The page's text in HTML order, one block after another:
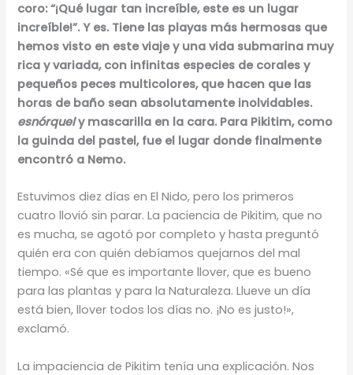
coro: “¡Qué lugar tan increíble, este es un lugar
increíble!”. Y es. Tiene las playas más hermosas que
hemos visto en este viaje y una vida submarina muy
rica y variada, con infinitas especies de corales y
pequeños peces multicolores, que hacen que las
horas de baño sean absolutamente inolvidables.
esnórquely mascarilla en la cara. Para Pikitim, como
la guinda del pastel, fue el lugar donde finalmente
encontró a Nemo.
Estuvimos diez días en El Nido, pero los primeros
cuatro llovió sin parar. La paciencia de Pikitim, que no
es mucha, se agotó por completo y hasta preguntó
quién era con quién debíamos quejarnos del mal
tiempo. «Sé que es importante llover, que es bueno
para las plantas y para la Naturaleza. Llueve un día
está bien, llover todos los días no. ¡No es justo!»,
exclamó.
La impaciencia de Pikitim tenía una explicación. Nos